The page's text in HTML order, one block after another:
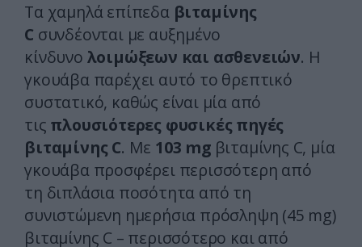
Τα χαμηλά επίπεδα βιταμίνης
C συνδέονται με αυξημένο
κίνδυνο λοιμώξεων και ασθενειών. Η
γκουάβα παρέχει αυτό το θρεπτικό
συστατικό, καθώς είναι μία από
τις πλουσιότερες φυσικές πηγές
βιταμίνης C. Με 103 mgβιταμίνης C, μία
γκουάβα προσφέρει περισσότερη από
τη διπλάσια ποσότητα από τη
συνιστώμενη ημερήσια πρόσληψη (45 mg)
βιταμίνης C – περισσότερο και από